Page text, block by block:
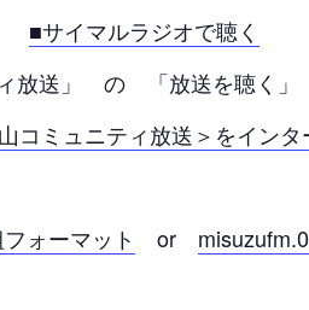
■サイマルラジオで聴く
放送」 の 「放送を聴く
コミュニティ放送＞をインタ
ォーマット or